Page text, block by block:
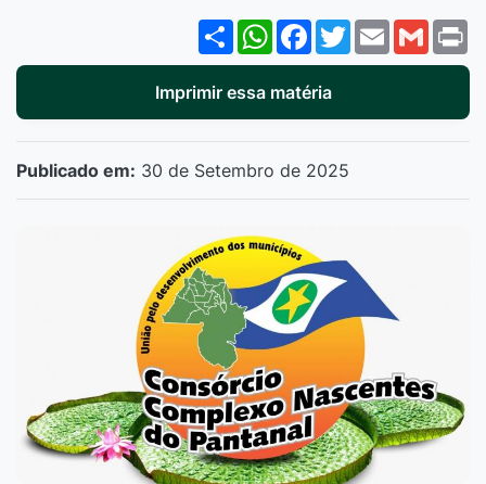
ShareWhatsApp
Facebook
Twitter
EmailGmail
Imprimir essa matéria
Publicado em: 30 de Setembro de 2025